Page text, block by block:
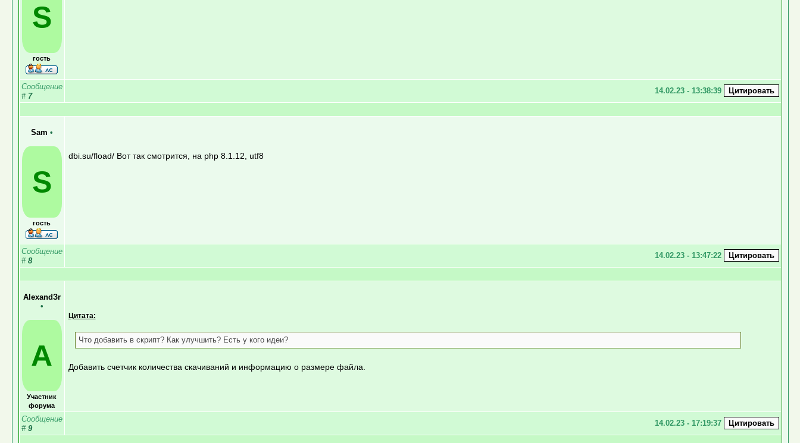
S
гость
Сообщение
# 7
14.02.23 - 13:38:39
Sam •
S
гость
dbi.su/fload/ Вот так смотрится, на php 8.1.12, utf8
Сообщение
# 8
14.02.23 - 13:47:22
AlexandЗr
•
A
Участник
форума
Цитата:
Что добавить в скрипт? Как улучшить? Есть у кого идеи?
Добавить счетчик количества скачиваний и информацию о размере файла.
Сообщение
# 9
14.02.23 - 17:19:37